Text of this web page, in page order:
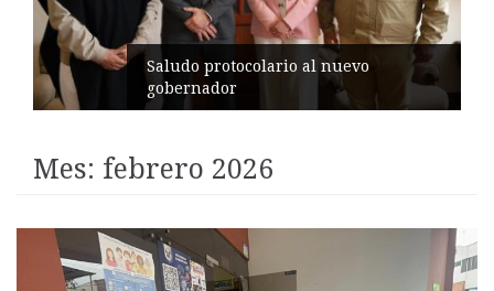
Pelileo conmemora 77 años del
terremoto
Mes: febrero 2026